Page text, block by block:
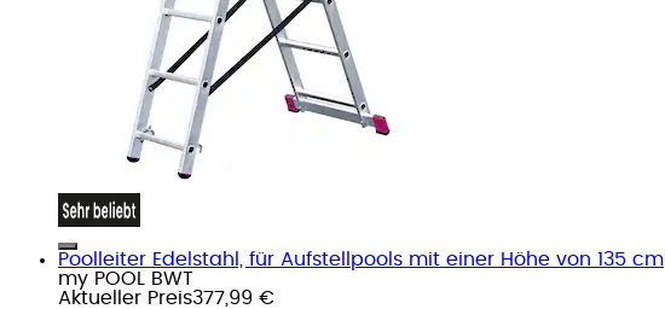
Poolleiter Edelstahl, für Aufstellpools mit einer Höhe von 135 cm
my POOL BWT
Aktueller Preis377,99 €